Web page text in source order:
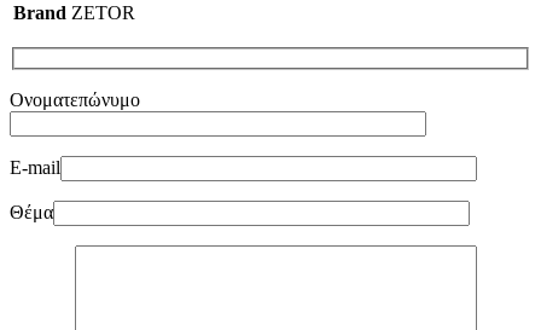
Brand ZETOR
Ονοματεπώνυμο
E-mail
Θέμα